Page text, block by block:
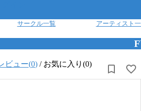
サークル一覧 アーティスト
ビュー(0) / お気に入り(0)